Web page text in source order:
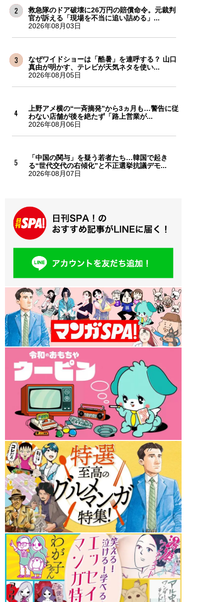
救急隊のドア破壊に26万円の賠償命令。元裁判
官が訴える「現場を不当に追い詰める」...
2026年08月03日
なぜワイドショーは「酷暑」を連呼する？ 山口
真由が明かす、テレビが天気ネタを使い...
2026年08月05日
上野アメ横の“一斉摘発”から3ヵ月も…警告に従
わない店舗が後を絶たず「路上営業が...
2026年08月06日
「中国の関与」を疑う若者たち…韓国で起き
る“世代交代の右傾化”と不正選挙抗議デモ...
2026年08月07日